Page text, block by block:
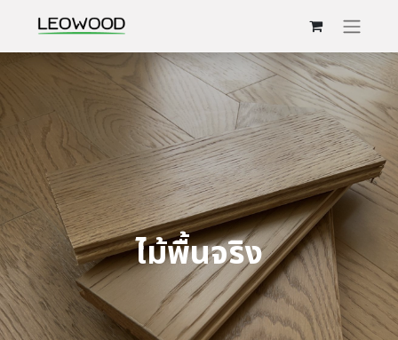
ไม้พื้นจริง